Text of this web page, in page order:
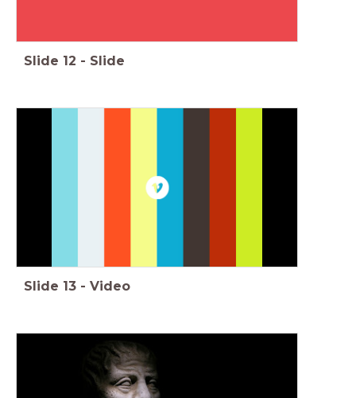
Slide 12 - Slide
Slide 13 - Video